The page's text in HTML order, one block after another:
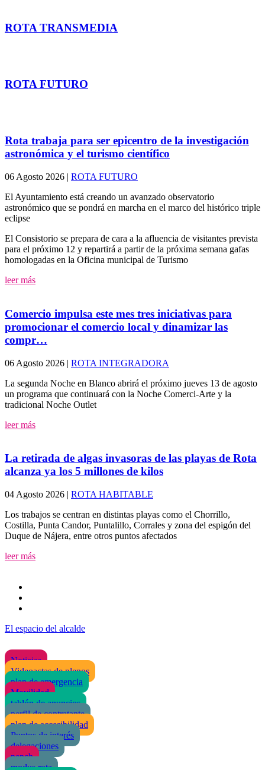
ROTA TRANSMEDIA
ROTA FUTURO
Rota trabaja para ser epicentro de la investigación
astronómica y el turismo científico
06 Agosto 2026 | ROTA FUTURO
El Ayuntamiento está creando un avanzado observatorio
astronómico que se pondrá en marcha en el marco del histórico triple
eclipse
El Consistorio se prepara de cara a la afluencia de visitantes prevista
para el próximo 12 y repartirá a partir de la próxima semana gafas
homologadas en la Oficina municipal de Turismo
leer más
Comercio impulsa este mes tres iniciativas para
promocionar el comercio local y dinamizar las
compr…
06 Agosto 2026 | ROTA INTEGRADORA
La segunda Noche en Blanco abrirá el próximo jueves 13 de agosto
un programa que continuará con la Noche Comerci-Arte y la
tradicional Noche Outlet
leer más
La retirada de algas invasoras de las playas de Rota
alcanza ya los 5 millones de kilos
04 Agosto 2026 | ROTA HABITABLE
Los trabajos se centran en distintas playas como el Chorrillo,
Costilla, Punta Candor, Puntalillo, Corrales y zona del espigón del
Duque de Nájera, entre otros puntos afectados
leer más
El espacio del alcalde
Noticias
Videoactas de plenos
plan de emergencia
Movilidad
tablón de anuncios
perfil de contratante
plan de accesibilidad
Puntos de interés
delegaciones
pepch
modus rota